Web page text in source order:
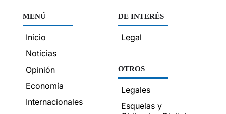
MENÚ
Inicio
Noticias
Opinión
Economía
Internacionales
DE INTERÉS
Legal
OTROS
Legales
Esquelas y